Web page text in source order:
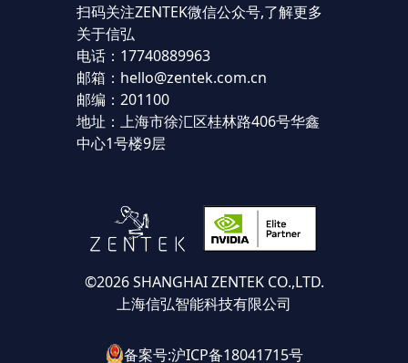
扫码关注ZENTEK微信公众号,了解更多
关于信弘
电话：17740889963
邮箱：hello@zentek.com.cn
邮编：201100
地址：上海市徐汇区桂林路406号华鑫
中心1号楼9层
©2026 SHANGHAI ZENTEK CO.,LTD.
上海信弘智能科技有限公司
备案号:沪ICP备18041715号